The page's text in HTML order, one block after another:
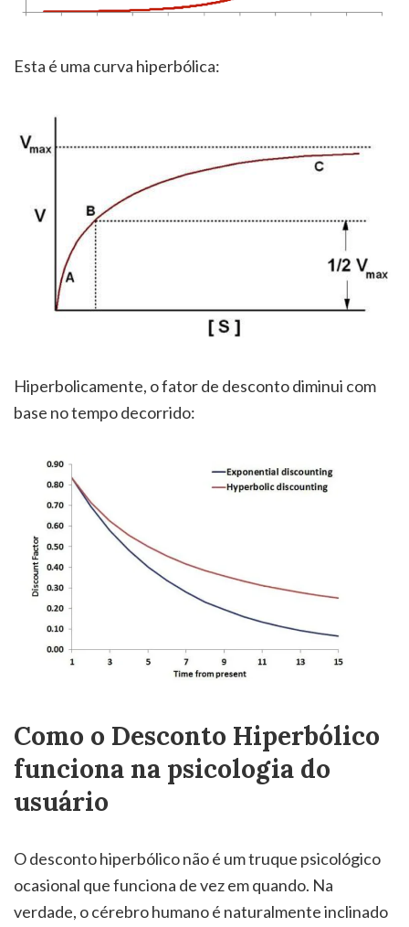
Esta é uma curva hiperbólica:
Hiperbolicamente, o fator de desconto diminui com
base no tempo decorrido:
Como o Desconto Hiperbólico
funciona na psicologia do
usuário
O desconto hiperbólico não é um truque psicológico
ocasional que funciona de vez em quando. Na
verdade, o cérebro humano é naturalmente inclinado